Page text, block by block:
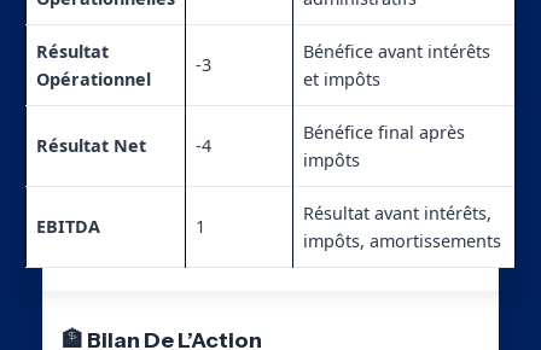
Résultat
Opérationnel
-3
Bénéfice avant intérêts
et impôts
Résultat Net -4
Bénéfice final après
impôts
EBITDA 1
Résultat avant intérêts,
impôts, amortissements
🏦 Bilan De L’Action